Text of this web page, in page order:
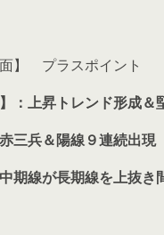
面】 プラスポイント
】：上昇トレンド形成＆
三兵＆陽線９連続出現
期線が長期線を上抜き